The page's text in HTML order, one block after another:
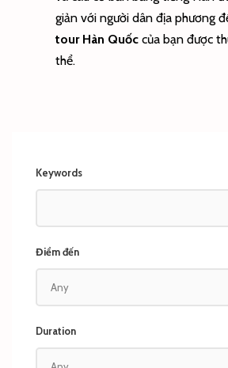
giản với người dân địa phương
tour Hàn Quốc của bạn được
thể.
Keywords
Điểm đến
Duration